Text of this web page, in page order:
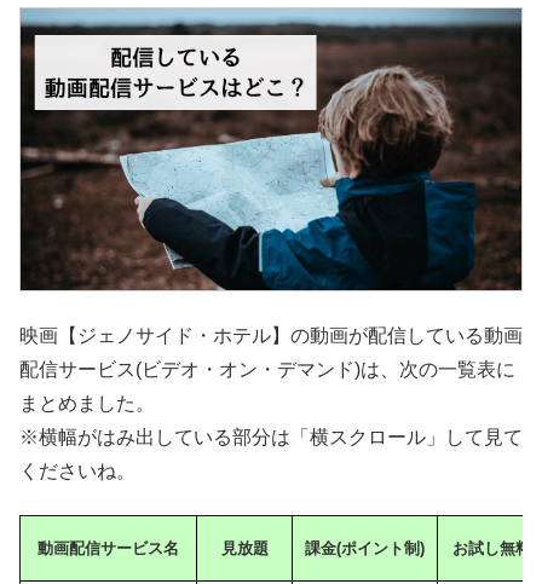
映画【ジェノサイド・ホテル】の動画が配信している動画
配信サービス(ビデオ・オン・デマンド)は、次の一覧表に
まとめました。
※横幅がはみ出している部分は「横スクロール」して見て
くださいね。
動画配信サービス名 見放題 課金(ポイント制) お試し無料